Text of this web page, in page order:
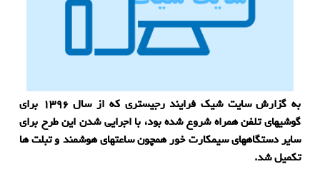
به گزارش سایت شیک فرایند رجیستری که از سال ۱۳۹۶ برای
گوشیهای تلفن همراه شروع شده بود، با اجرایی شدن این طرح برای
سایر دستگاههای سیمکارت خور همچون ساعتهای هوشمند و تبلت ها
تکمیل شد.